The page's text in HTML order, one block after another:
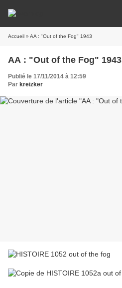
Accueil » AA : "Out of the Fog" 1943
AA : "Out of the Fog" 1943
Publié le 17/11/2014 à 12:59
Par kreizker